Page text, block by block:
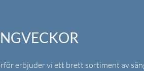
erbjuder vi ett brett sortiment av